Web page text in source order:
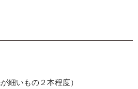
細いもの２本程度）